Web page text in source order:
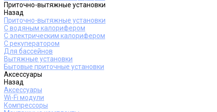
Приточно-вытяжные установки
Назад
Приточно-вытяжные установки
С водяным калорифером
С электрическим калорифером
С рекуператором
Для бассейнов
Вытяжные установки
Бытовые приточные установки
Аксессуары
Назад
Аксессуары
Wi-Fi модули
Компрессоры